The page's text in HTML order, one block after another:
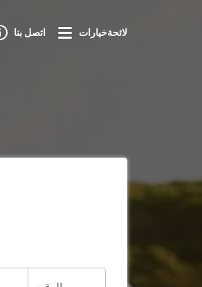
اتصل بنا لائحةخيارات